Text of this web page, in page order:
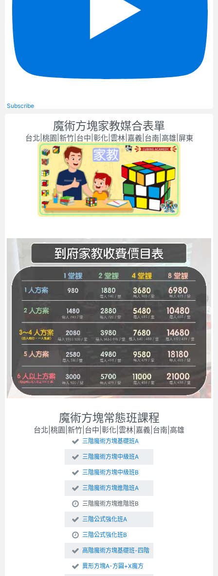
Subscribe
魔術方塊家教媒合表單
台北|桃園|新竹|台中|彰化|雲林|嘉義|台南|高雄|屏東
魔術方塊常態班課程
台北|桃園|新竹|台中|彰化|雲林|嘉義|台南|高雄
三階魔術方塊基礎班A
三階魔術方塊中級班A
三階魔術方塊中級班B
三階魔術方塊進階班A
三階魔術方塊進階班B
三階公式強化班A
三階公式強化班B
高階魔術方塊基礎班-四階
異形方塊A-方圓+X魔方